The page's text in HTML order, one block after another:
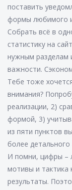
поставить
формы любимого
Собрать всё в
статистику на
нужным разделам
важности.
Тебе тоже
внимания?
реализации, 2)
формой, 3)
из пяти пунктов
более детального
И помни, цифры –
мотивы и тактика
результаты.